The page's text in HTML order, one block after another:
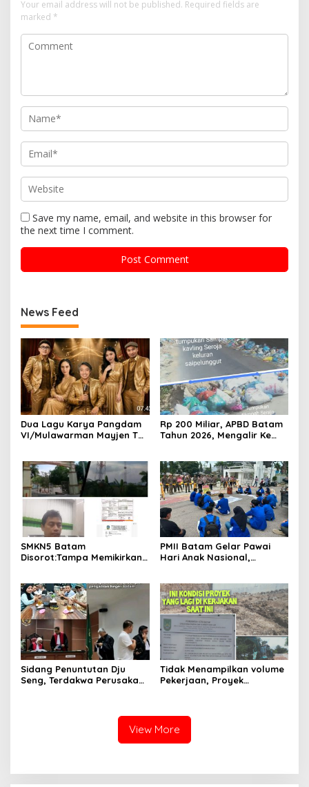
Your email address will not be published. Required fields are
marked *
Save my name, email, and website in this browser for
the next time I comment.
News Feed
Dua Lagu Karya Pangdam
VI/Mulawarman Mayjen TNI
Ke-81 RI
Rp 200 Miliar, APBD Batam
Tahun 2026, Mengalir Ke
Bereskan Sampah
SMKN5 Batam
Disorot:Tampa Memikirkan
Kepri, Ansar Ahmad
Komersilkan Lahan Sekolah
Untuk Pendirian Tower
PMII Batam Gelar Pawai
Hari Anak Nasional,
Kota Batam
Sidang Penuntutan Dju
Seng, Terdakwa Perusakan
Tidak Menampilkan volume
Pekerjaan, Proyek
View More